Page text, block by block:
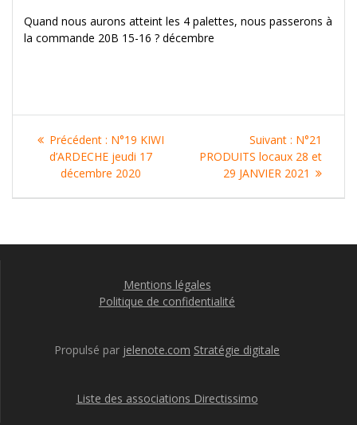
Quand nous aurons atteint les 4 palettes, nous passerons à
la commande 20B 15-16 ? décembre
Navigation
l’article
Précédent : Article
précédent
:
N°19 KIWI
d’ARDECHE jeudi 17
décembre 2020
Suivant : Article
suivant
:
N°21
PRODUITS locaux 28 et
29 JANVIER 2021
Mentions légales
Politique de confidentialité
Propulsé par jelenote.com Stratégie digitale
Liste des associations Directissimo